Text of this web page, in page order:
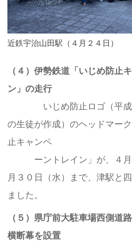
近鉄宇治山田駅（４月２４日）
（４）伊勢鉄道「いじめ防止
ン」の走行
いじめ防止ロゴ（平成３
の生徒が作成）のヘッドマー
止キャンペ
ーントレイン」が、４月
月３０日（水）まで、津駅と
ました。
（５）県庁前大駐車場西側道
横断幕を設置